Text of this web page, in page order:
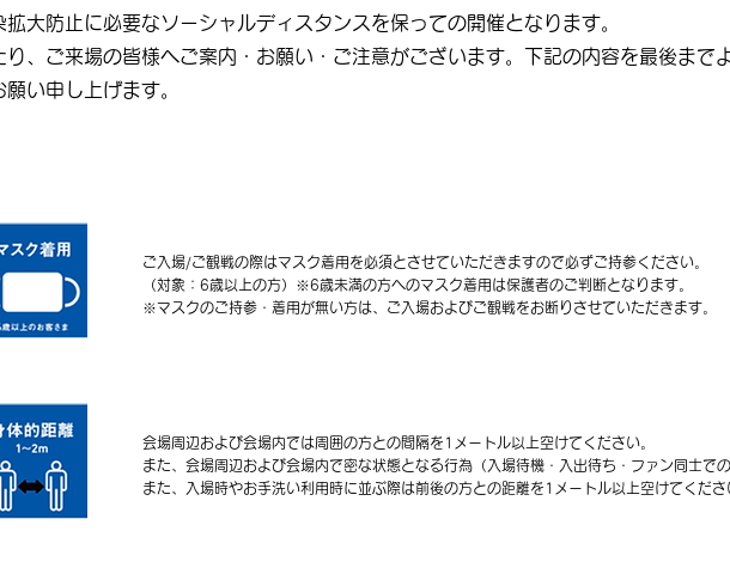
拡大防止に必要なソーシャルディスタンスを保っての開催となります。
り、ご来場の皆様へご案内・お願い・ご注意がございます。下記の内容を最後まで
い申し上げます。
ご入場/ご観戦の際はマスク着用を必須とさせていただきますので必ずご持参ください。
（対象：6歳以上の方）※6歳未満の方へのマスク着用は保護者のご判断となります。
※マスクのご持参・着用が無い方は、ご入場およびご観戦をお断りさせていただきます。
会場周辺および会場内では周囲の方との間隔を1メートル以上空けてください。
また、会場周辺および会場内で密な状態となる行為（入場待機・入出待ち・ファン同士で
また、入場時やお手洗い利用時に並ぶ際は前後の方との距離を1メートル以上空けてくださ